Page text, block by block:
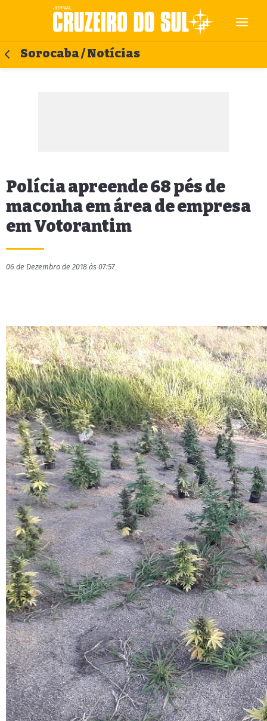
Sorocaba / Notícias
Polícia apreende 68 pés de
maconha em área de empresa
em Votorantim
06 de Dezembro de 2018 às 07:57